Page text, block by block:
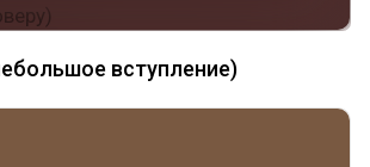
вступление)